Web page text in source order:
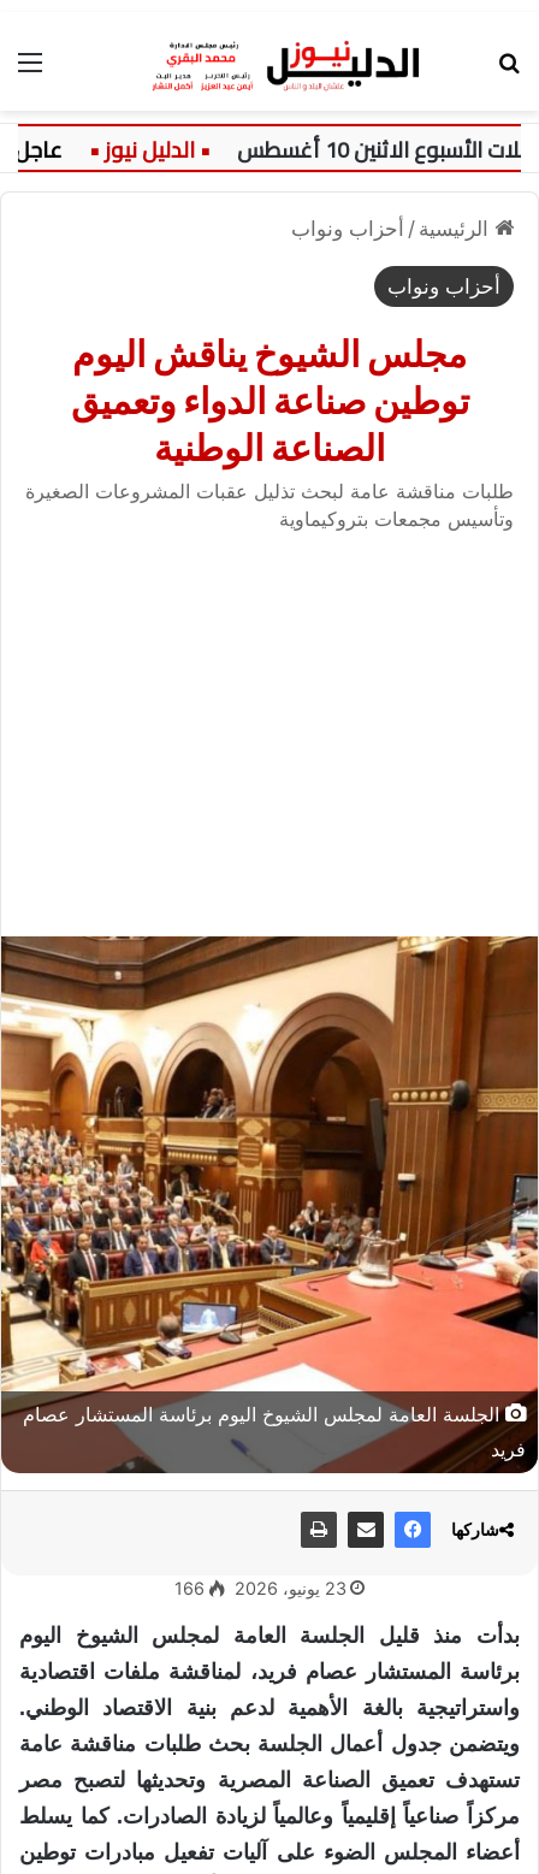
10 أغسطس عاجل:
الرئيسية / أحزاب ونواب
أحزاب ونواب
مجلس الشيوخ يناقش اليوم
توطين صناعة الدواء وتعميق
الصناعة الوطنية
طلبات مناقشة عامة لبحث تذليل عقبات المشروعات الصغيرة
وتأسيس مجمعات بتروكيماوية
الجلسة العامة لمجلس الشيوخ اليوم برئاسة المستشار عصام
فريد
23 يونيو، 2026 166
بدأت منذ قليل الجلسة العامة لمجلس الشيوخ اليوم
برئاسة المستشار عصام فريد، لمناقشة ملفات اقتصادية
واستراتيجية بالغة الأهمية لدعم بنية الاقتصاد الوطني.
ويتضمن جدول أعمال الجلسة بحث طلبات مناقشة عامة
تستهدف تعميق الصناعة المصرية وتحديثها لتصبح مصر
مركزاً صناعياً إقليمياً وعالمياً لزيادة الصادرات. كما يسلط
أعضاء المجلس الضوء على آليات تفعيل مبادرات توطين
شاركها